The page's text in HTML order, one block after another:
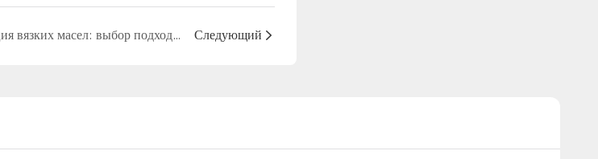
Фильтрация вязких масел: выбор подходящих фильтровальных мешков для гидравлических систем Следующий